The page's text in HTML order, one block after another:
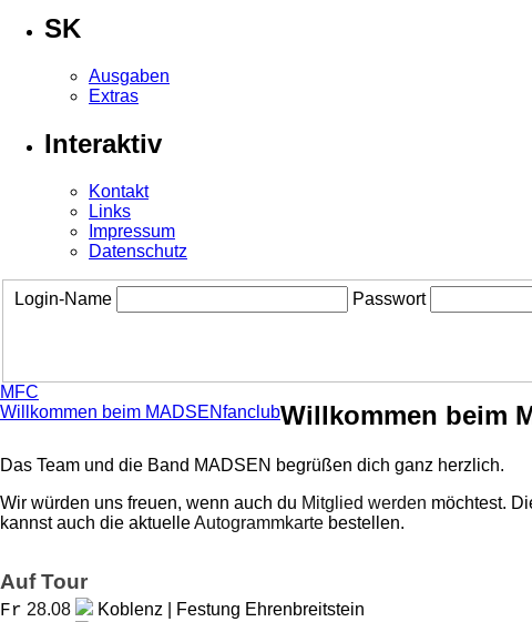
SK
Ausgaben
Extras
Interaktiv
Kontakt
Links
Impressum
Datenschutz
Login-Name Passwort
MFC
Willkommen beim MADSENfanclubWillkommen beim
Das Team und die Band MADSEN begrüßen dich ganz herzlich.
Wir würden uns freuen, wenn auch du Mitglied werden möchtest.
kannst auch die aktuelleAutogrammkarte bestellen.
Auf Tour
Fr 28.08 Koblenz | Festung Ehrenbreitstein